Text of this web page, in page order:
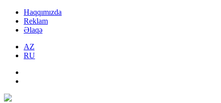
Haqqımızda
Reklam
Əlaqə
AZ
RU